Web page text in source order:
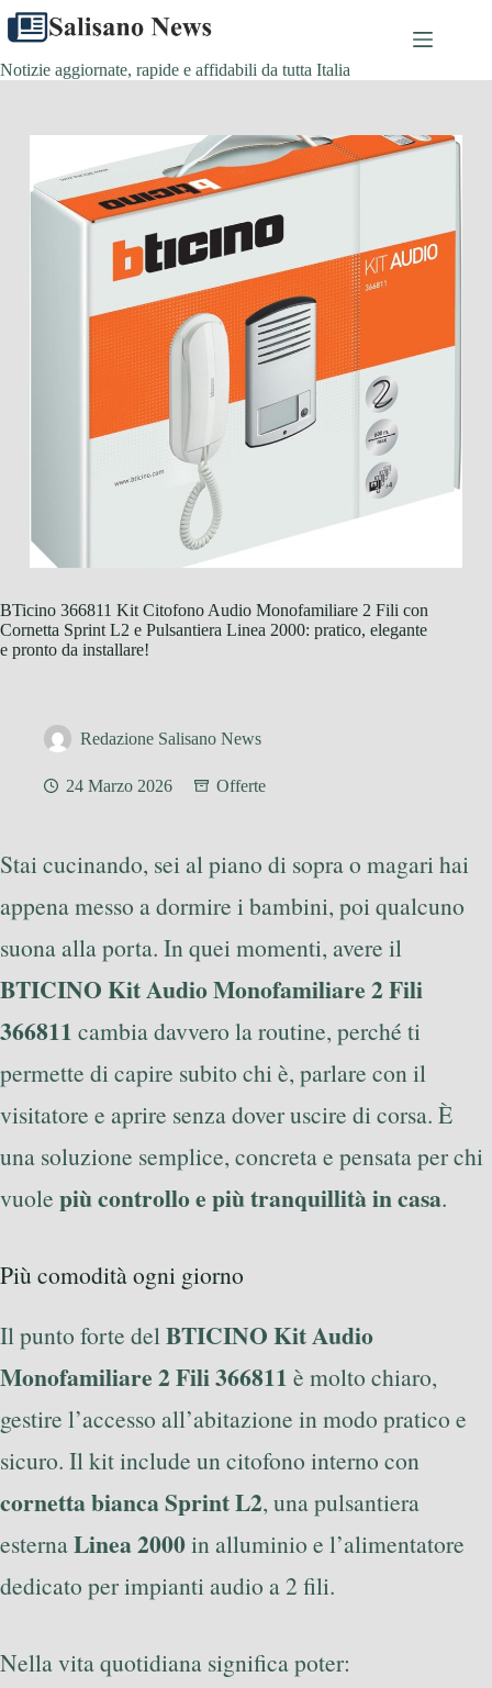
Salta
contenuto
Notizie aggiornate, rapide e affidabili da tutta Italia
BTicino 366811 Kit Citofono Audio Monofamiliare 2 Fili con
Cornetta Sprint L2 e Pulsantiera Linea 2000: pratico, elegante
e pronto da installare!
Redazione Salisano News
24 Marzo 2026 Offerte
Stai cucinando, sei al piano di sopra o magari hai
appena messo a dormire i bambini, poi qualcuno
suona alla porta. In quei momenti, avere il
BTICINO Kit Audio Monofamiliare 2 Fili
366811 cambia davvero la routine, perché ti
permette di capire subito chi è, parlare con il
visitatore e aprire senza dover uscire di corsa. È
una soluzione semplice, concreta e pensata per chi
vuole più controllo e più tranquillità in casa.
Più comodità ogni giorno
Il punto forte delBTICINO Kit Audio
Monofamiliare 2 Fili 366811 è molto chiaro,
gestire l’accesso all’abitazione in modo pratico e
sicuro. Il kit include un citofono interno con
cornetta bianca Sprint L2, una pulsantiera
esternaLinea 2000in alluminio e l’alimentatore
dedicato per impianti audio a 2 fili.
Nella vita quotidiana significa poter: